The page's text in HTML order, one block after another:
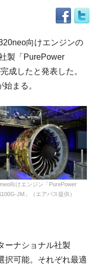
向けエンジンの
製「PurePower
成したと発表した。
まる。
向けエンジン「PurePower
JM」（エアバス提供）
ーナショナル社製
択可能。それぞれ最適